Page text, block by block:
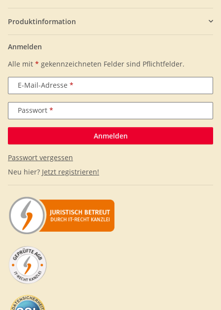
Produktinformation
Anmelden
Alle mit * gekennzeichneten Felder sind Pflichtfelder.
E-Mail-Adresse
Passwort
Anmelden
Passwort vergessen
Neu hier? Jetzt registrieren!